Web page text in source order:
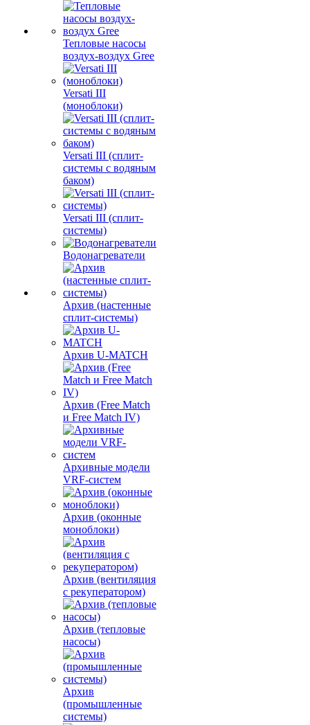
Тепловые насосы
воздух-воздух Gree
Versati III
(моноблоки)
Versati III (сплит-
системы с водяным
баком)
Versati III (сплит-
системы)
Водонагреватели
Архив (настенные
сплит-системы)
Архив U-MATCH
Архив (Free Match
и Free Match IV)
Архивные модели
VRF-систем
Архив (оконные
моноблоки)
Архив (вентиляция
с рекуператором)
Архив (тепловые
насосы)
Архив
(промышленные
системы)